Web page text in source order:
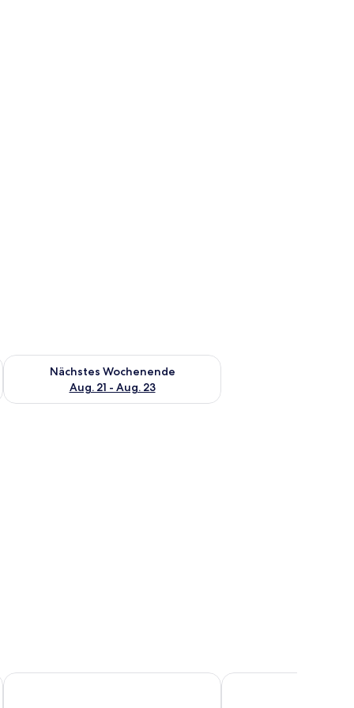
Aug. 14 - Aug. 16.
Nächstes Wochenende
Aug. 21 - Aug. 23
Überprüfe die Verfügbarkeit für nächstes Wochenende, Aug.
Hotel HerzogsPark NH Erlangen